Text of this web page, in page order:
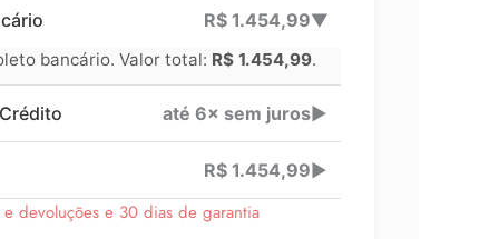
R$ 1.454,99▶
bancário. Valor total: R$ 1.454,99.
até 6× sem juros▶
R$ 1.454,99▶
devoluções e 30 dias de garantia